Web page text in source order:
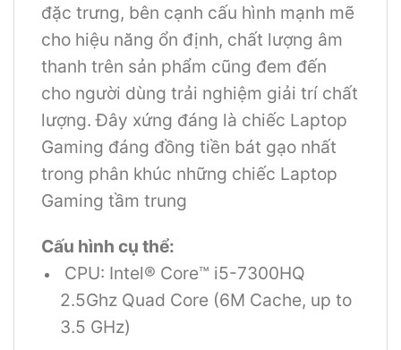
đặc trưng, bên cạnh cấu hình mạnh mẽ
cho hiệu năng ổn định, chất lượng âm
thanh trên sản phẩm cũng đem đến
cho người dùng trải nghiệm giải trí chất
lượng. Đây xứng đáng là chiếc Laptop
Gaming đáng đồng tiền bát gạo nhất
trong phân khúc những chiếc Laptop
Gaming tầm trung
Cấu hình cụ thể:
CPU: Intel® Core™ i5-7300HQ
2.5Ghz Quad Core (6M Cache, up to
3.5 GHz)